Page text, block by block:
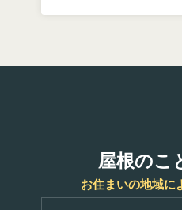
屋根のこ
お住まいの地域に